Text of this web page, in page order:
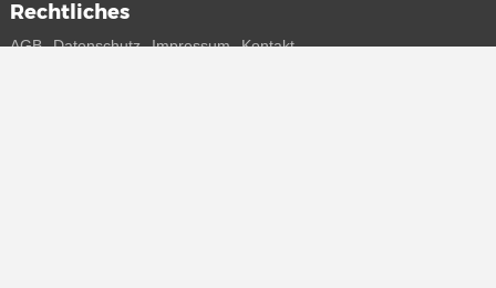
Rechtliches
AGB Datenschutz Impressum Kontakt